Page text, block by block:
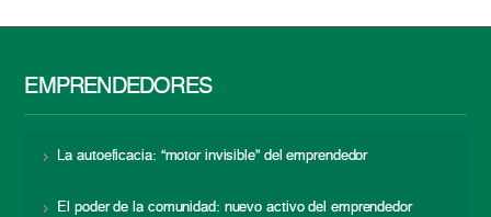
EMPRENDEDORES
La autoeficacia: “motor invisible” del emprendedor
El poder de la comunidad: nuevo activo del emprendedor